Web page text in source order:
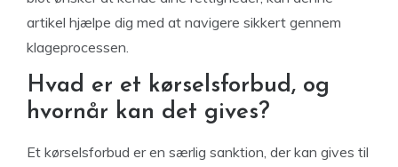
artikel hjælpe dig med at navigere sikkert gennem
klageprocessen.
Hvad er et kørselsforbud, og
hvornår kan det gives?
Et kørselsforbud er en særlig sanktion, der kan gives til